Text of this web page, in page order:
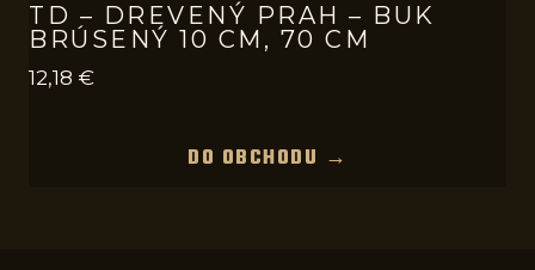
TD – DREVENÝ PRAH – BUK
BRÚSENÝ 10 CM, 70 CM
12,18 €
DO OBCHODU →